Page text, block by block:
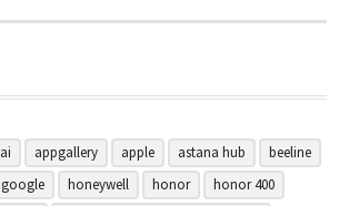
ai appgallery apple astana hub
beeline
google honeywell honor
honor 400